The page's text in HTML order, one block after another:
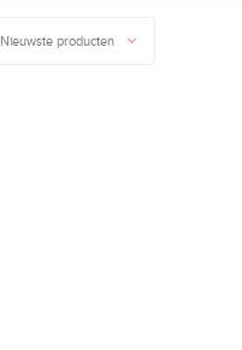
Nieuwste producten